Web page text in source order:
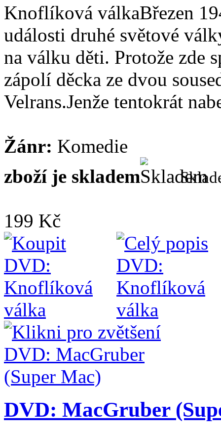
Knoflíková válkaBřezen
události druhé světové
na válku děti. Protože zde
zápolí děcka ze dvou
Velrans.Jenže tentokrát
Žánr: Komedie
zboží je skladem
199 Kč
DVD: MacGruber